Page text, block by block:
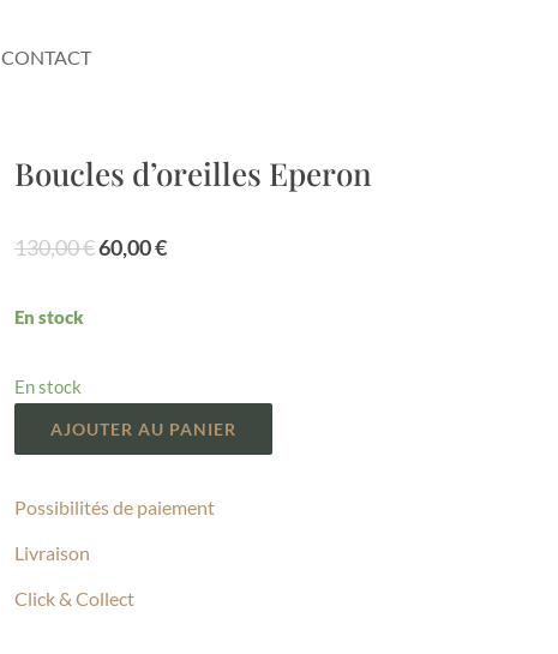
CONTACT
Boucles d’oreilles Eperon
130,00€Le
60,00€Le
En stock
En stock
AJOUTER AU PANIER
Possibilités de paiement
Livraison
Click & Collect